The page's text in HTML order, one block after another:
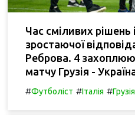
Час сміливих рішень і
зростаючої
Реброва. 4
матчу Грузія -
#Футболіст #Італія #